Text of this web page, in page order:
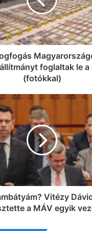
foglaltak le a
(fotókkal)
Vitézy
a MÁV egyik